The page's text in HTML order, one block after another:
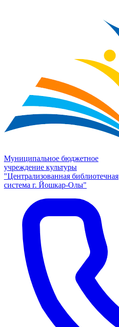
Муниципальное бюджетное
учреждение культуры
"Централизованная библиотечная
система г. Йошкар-Олы"